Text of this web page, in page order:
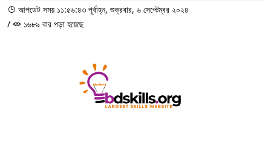
আপডেট সময় ১১:৫৬:৪৩ পূর্বাহ্ন, শুক্রবার, ৬ সেপ্টেম্বর ২০২৪
/
১৬৮৯ বার পড়া হয়েছে